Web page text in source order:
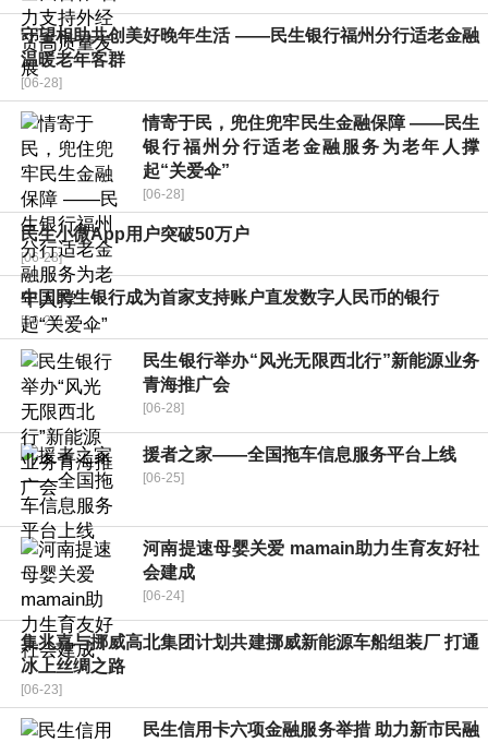
守望相助共创美好晚年生活 ——民生银行福州分行适老金融
温暖老年客群
[06-28]
情寄于民，兜住兜牢民生金融保障 ——民生
银行福州分行适老金融服务为老年人撑
起“关爱伞”
[06-28]
民生小微App用户突破50万户
[06-28]
中国民生银行成为首家支持账户直发数字人民币的银行
[06-28]
民生银行举办“风光无限西北行”新能源业务
青海推广会
[06-28]
援者之家——全国拖车信息服务平台上线
[06-25]
河南提速母婴关爱 mamain助力生育友好社
会建成
[06-24]
集兆嘉与挪威高北集团计划共建挪威新能源车船组装厂 打通
冰上丝绸之路
[06-23]
民生信用卡六项金融服务举措 助力新市民融